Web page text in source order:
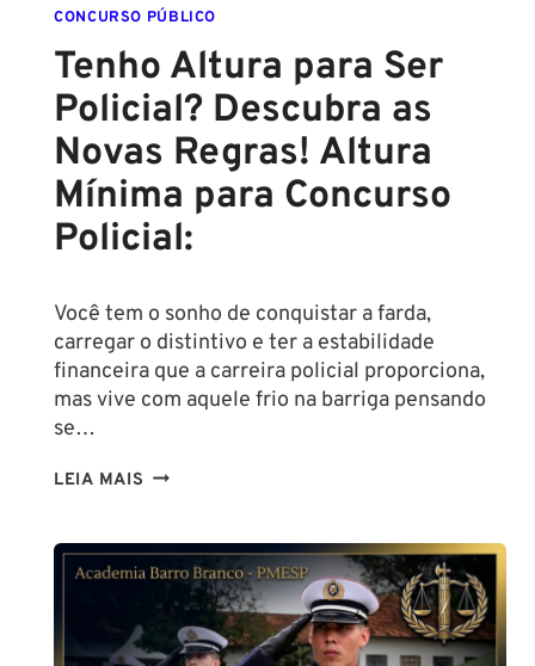
CONCURSO PÚBLICO
Tenho Altura para Ser
Policial? Descubra as
Novas Regras! Altura
Mínima para Concurso
Policial:
Você tem o sonho de conquistar a farda,
carregar o distintivo e ter a estabilidade
financeira que a carreira policial proporciona,
mas vive com aquele frio na barriga pensando
se…
LEIA MAIS TENHO
SER
POLICIAL?
DESCUBRA
AS